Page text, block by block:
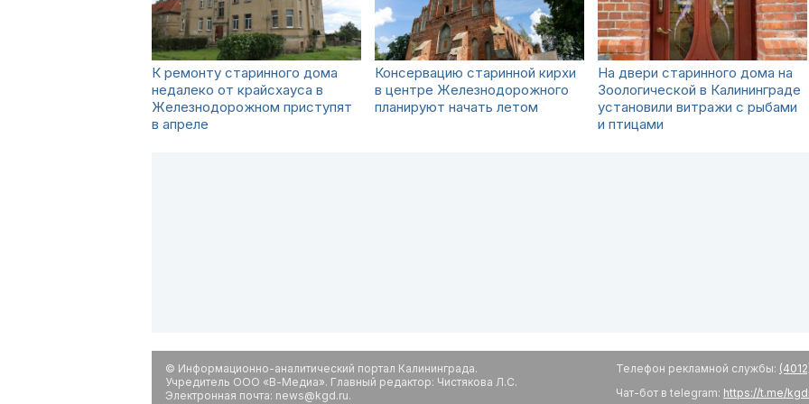
К ремонту старинного дома
недалеко от крайсхауса в
Железнодорожном приступят
в апреле
Консервацию старинной кирхи
в центре Железнодорожного
планируют начать летом
На двери старинного дома на
Зоологической в Калининграде
установили витражи с рыбами
и птицами
© Информационно-аналитический портал Калининграда.
Учредитель ООО «В-Медиа». Главный редактор: Чистякова Л.С.
Электронная почта: news@kgd.ru.
Телефон рекламной службы:
Чат-бот в telegram: https://t.me/